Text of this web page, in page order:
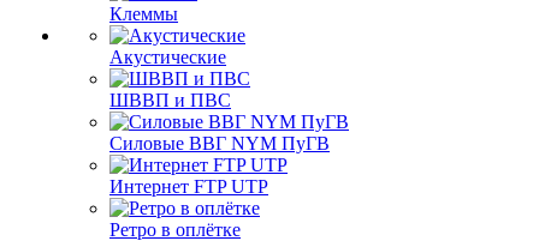
Клеммы
Акустические
ШВВП и ПВС
Силовые ВВГ NYM ПуГВ
Интернет FTP UTP
Ретро в оплётке